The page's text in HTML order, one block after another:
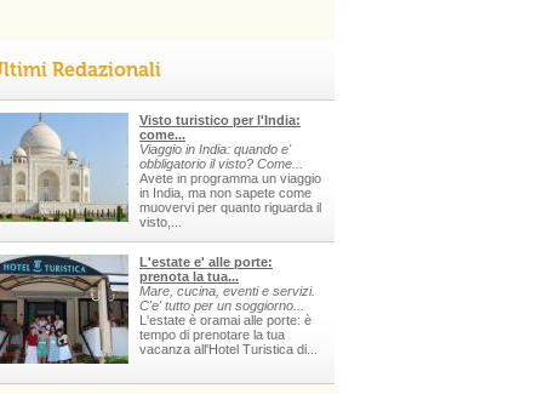
Redazionali
Visto turistico per l'India:
come...
Viaggio in India: quando e'
obbligatorio il visto? Come...
Avete in programma un viaggio
in India, ma non sapete come
muovervi per quanto riguarda il
visto,...
L'estate e' alle porte:
prenota la tua...
Mare, cucina, eventi e servizi.
C'e' tutto per un soggiorno...
L'estate è oramai alle porte: è
tempo di prenotare la tua
vacanza all'Hotel Turistica di...